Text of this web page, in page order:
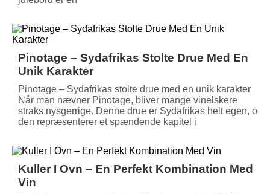
Pinotage – Sydafrikas Stolte Drue Med En
Unik Karakter
Pinotage – Sydafrikas stolte drue med en unik karakter
Når man nævner Pinotage, bliver mange vinelskere
straks nysgerrige. Denne drue er Sydafrikas helt egen, og
den repræsenterer et spændende kapitel i
Kuller I Ovn – En Perfekt Kombination Med
Vin